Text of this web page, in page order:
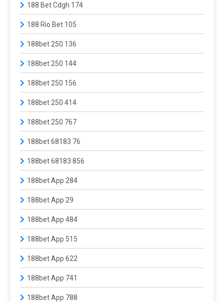
188 Bet Cdgh 174
188 Rio Bet 105
188bet 250 136
188bet 250 144
188bet 250 156
188bet 250 414
188bet 250 767
188bet 68183 76
188bet 68183 856
188bet App 284
188bet App 29
188bet App 484
188bet App 515
188bet App 622
188bet App 741
188bet App 788